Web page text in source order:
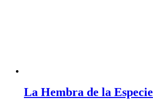
La Hembra de la Especie